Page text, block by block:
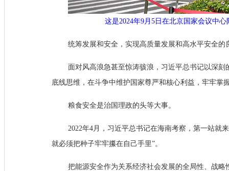
这是2024年9月5日在北京国家会议中
统筹发展和安全，实现高质量发展和高水平安全
面对风高浪急甚至惊涛骇浪，习近平总书记以深
底线思维，在斗争中维护国家尊严和核心利益，牢牢掌
粮食安全是治国理政的头等大事。
2022年4月，习近平总书记在海南考察，第一站就
就必须把种子牢牢攥在自己手里”。
把能源安全作为关系经济社会发展的全局性、战